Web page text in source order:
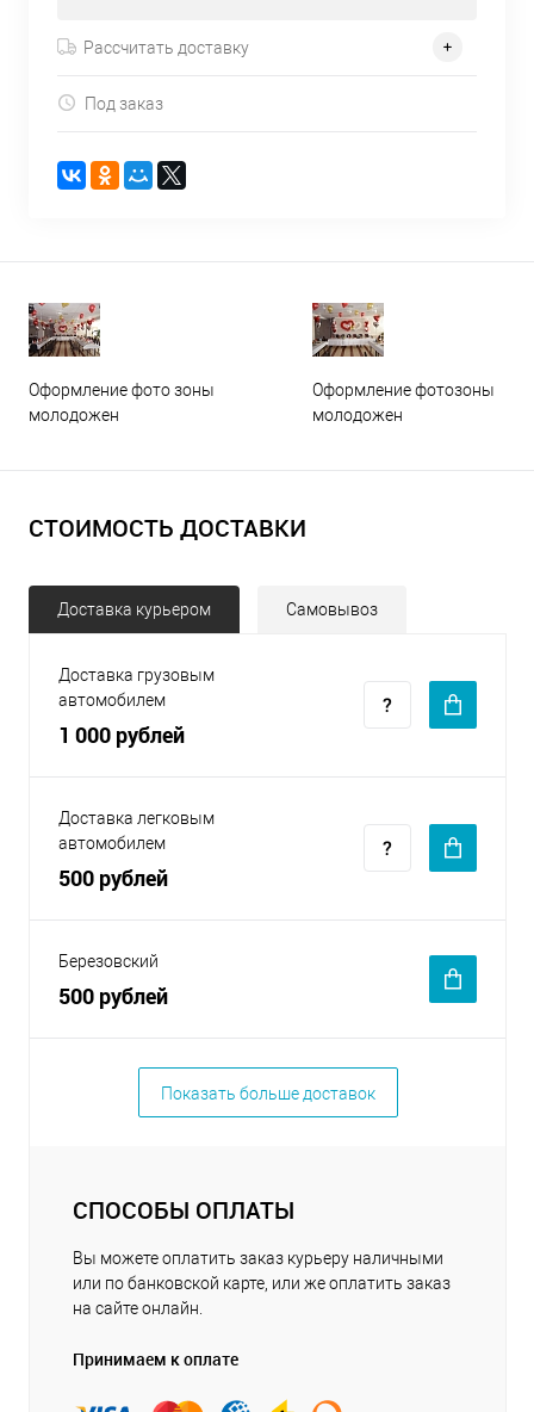
Рассчитать доставку
Под заказ
Оформление фото зоны
молодожен
Оформление фотозоны
молодожен
СТОИМОСТЬ ДОСТАВКИ
Доставка курьером Самовывоз
Доставка грузовым
автомобилем
1 000 рублей
Доставка легковым
автомобилем
500 рублей
Березовский
500 рублей
Показать больше доставок
СПОСОБЫ ОПЛАТЫ
Вы можете оплатить заказ курьеру наличными
или по банковской карте, или же оплатить заказ
на сайте онлайн.
Принимаем к оплате